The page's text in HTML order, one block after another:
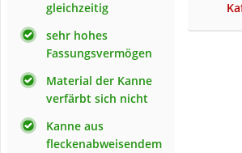
gleichzeitig
sehr hohes
Fassungsvermögen
Material der Kanne
verfärbt sich nicht
Kanne aus
fleckenabweisendem